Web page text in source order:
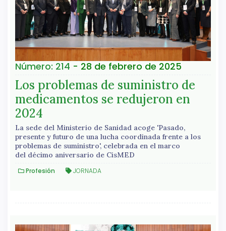
Número: 214 - 28 de febrero de 2025
Los problemas de suministro de
medicamentos se redujeron en
2024
La sede del Ministerio de Sanidad acoge 'Pasado,
presente y futuro de una lucha coordinada frente a los
problemas de suministro', celebrada en el marco
del décimo aniversario de CisMED
Profesión JORNADA